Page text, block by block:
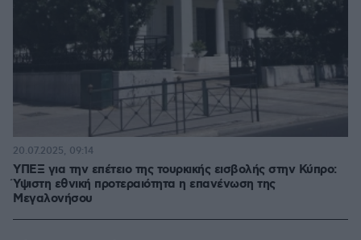
ΥΠΕΞ για την επέτειο της τουρκικής εισβολής στην Κύπρο:
Ύψιστη εθνική προτεραιότητα η επανένωση της
Μεγαλονήσου
20.07.2025, 09:14